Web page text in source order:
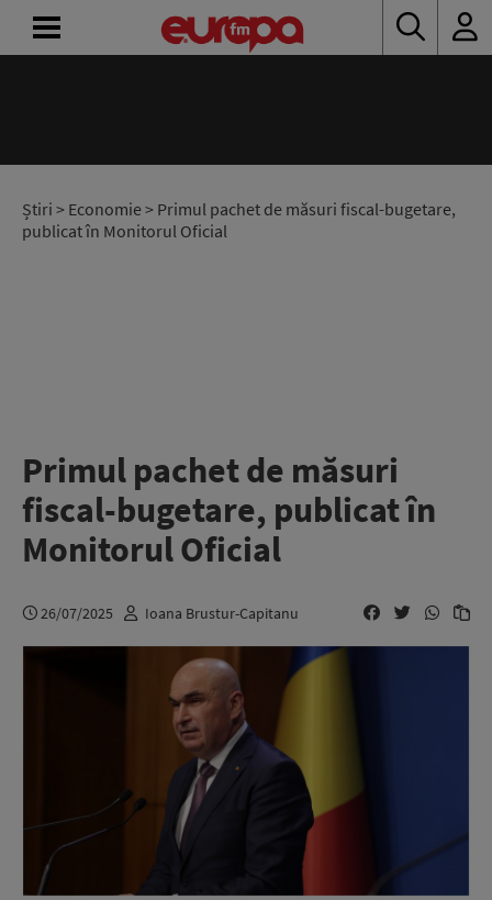
Știri > Economie> Primul pachet de măsuri fiscal-bugetare,
publicat în Monitorul Oficial
Primul pachet de măsuri
fiscal-bugetare, publicat în
Monitorul Oficial
26/07/2025 Ioana Brustur-Capitanu
RADIO